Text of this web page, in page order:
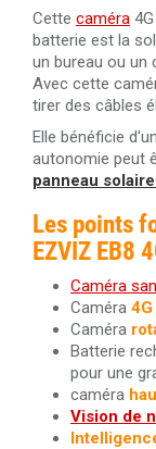
Cette caméra
batterie est la
un bureau ou un
Avec cette
tirer des câbles
Elle bénéficie
autonomie peut
panneau
Les points
EZVIZ EB8
Caméra
Caméra 4G
Caméra
Batterie
pour une
caméra
Vision de